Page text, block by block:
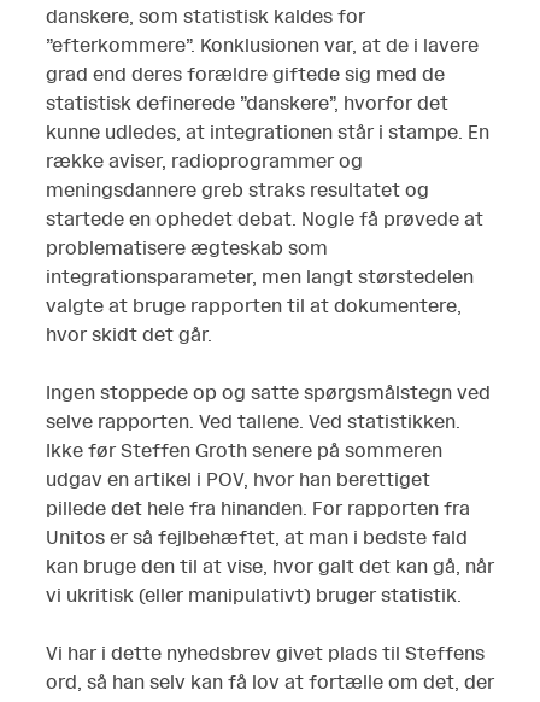
danskere, som statistisk kaldes for
”efterkommere”. Konklusionen var, at de i lavere
grad end deres forældre giftede sig med de
statistisk definerede ”danskere”, hvorfor det
kunne udledes, at integrationen står i stampe. En
række aviser, radioprogrammer og
meningsdannere greb straks resultatet og
startede en ophedet debat. Nogle få prøvede at
problematisere ægteskab som
integrationsparameter, men langt størstedelen
valgte at bruge rapporten til at dokumentere,
hvor skidt det går.
Ingen stoppede op og satte spørgsmålstegn ved
selve rapporten. Ved tallene. Ved statistikken.
Ikke før Steffen Groth senere på sommeren
udgav en artikel i POV, hvor han berettiget
pillede det hele fra hinanden. For rapporten fra
Unitos er så fejlbehæftet, at man i bedste fald
kan bruge den til at vise, hvor galt det kan gå, når
vi ukritisk (eller manipulativt) bruger statistik.
Vi har i dette nyhedsbrev givet plads til Steffens
ord, så han selv kan få lov at fortælle om det, der